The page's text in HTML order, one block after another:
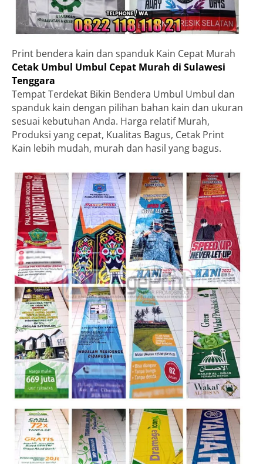
Print bendera kain dan spanduk Kain Cepat Murah
Cetak Umbul Umbul Cepat Murah di Sulawesi
Tenggara
Tempat Terdekat Bikin Bendera Umbul Umbul dan
spanduk kain dengan pilihan bahan kain dan ukuran
sesuai kebutuhan Anda. Harga relatif Murah,
Produksi yang cepat, Kualitas Bagus, Cetak Print
Kain lebih mudah, murah dan hasil yang bagus.